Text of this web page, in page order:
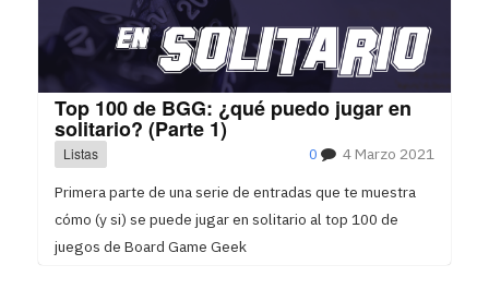
Top 100 de BGG: ¿qué puedo jugar en
solitario? (Parte 1)
Listas 4 Marzo 2021
0
Primera parte de una serie de entradas que te muestra
cómo (y si) se puede jugar en solitario al top 100 de
juegos de Board Game Geek